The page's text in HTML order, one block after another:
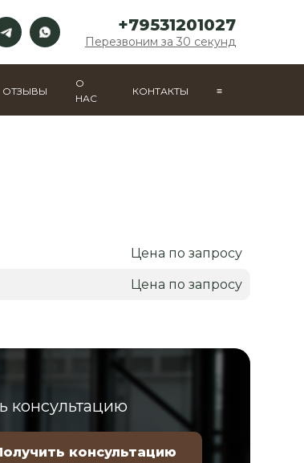
+79531201027
Перезвоним за 30 секунд
ОТЗЫВЫ
О
НАС
КОНТАКТЫ ≡
Цена по запросу
Цена по запросу
консультацию